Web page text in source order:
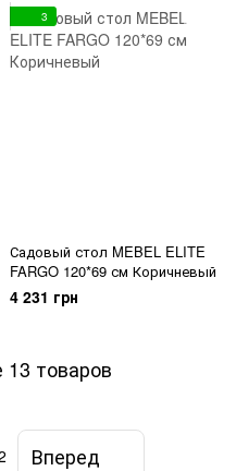
3
Садовый стол MEBEL ELITE
FARGO 120*69 см Коричневый
4 231 грн
товаров
Вперед